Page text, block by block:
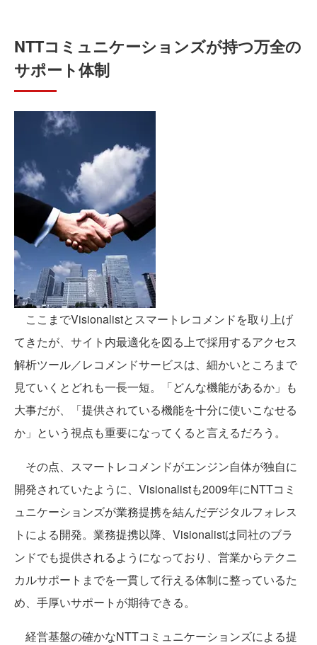
NTTコミュニケーションズが持つ万全の
サポート体制
ここまでVisionalistとスマートレコメンドを取り上げ
てきたが、サイト内最適化を図る上で採用するアクセス
解析ツール／レコメンドサービスは、細かいところまで
見ていくとどれも一長一短。「どんな機能があるか」も
大事だが、「提供されている機能を十分に使いこなせる
か」という視点も重要になってくると言えるだろう。
その点、スマートレコメンドがエンジン自体が独自に
開発されていたように、Visionalistも2009年にNTTコミ
ュニケーションズが業務提携を結んだデジタルフォレス
トによる開発。業務提携以降、Visionalistは同社のブラ
ンドでも提供されるようになっており、営業からテクニ
カルサポートまでを一貫して行える体制に整っているた
め、手厚いサポートが期待できる。
経営基盤の確かなNTTコミュニケーションズによる提